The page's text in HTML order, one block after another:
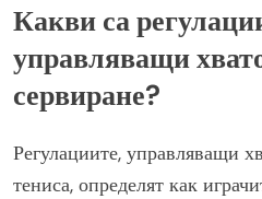
Какви са
управляващи
сервиране?
Регулациите, управляващи
тениса, определят как